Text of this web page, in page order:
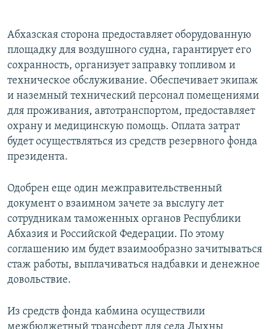
Абхазская сторона предоставляет оборудованную
площадку для воздушного судна, гарантирует его
сохранность, организует заправку топливом и
техническое обслуживание. Обеспечивает экипаж
и наземный технический персонал помещениями
для проживания, автотранспортом, предоставляет
охрану и медицинскую помощь. Оплата затрат
будет осуществляться из средств резервного фонда
президента.
Одобрен еще один межправительственный
документ о взаимном зачете за выслугу лет
сотрудникам таможенных органов Республики
Абхазия и Российской Федерации. По этому
соглашению им будет взаимообразно зачитываться
стаж работы, выплачиваться надбавки и денежное
довольствие.
Из средств фонда кабмина осуществили